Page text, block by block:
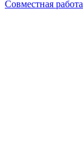
Совместная работа